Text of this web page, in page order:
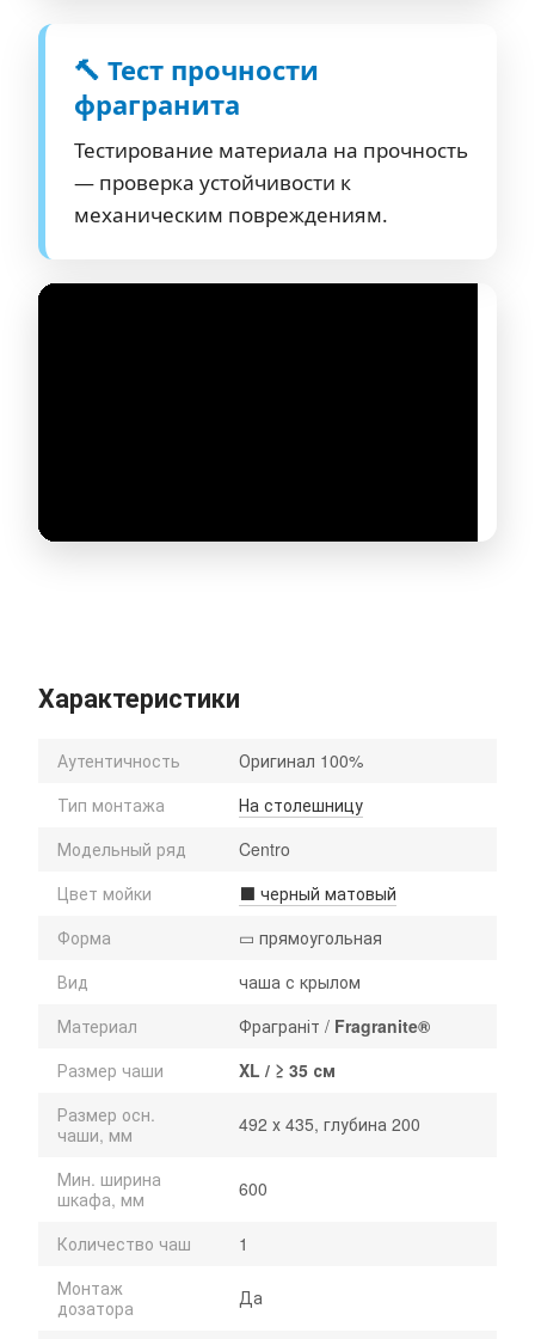
🔨 Тест прочности
фрагранита
Тестирование материала на прочность
— проверка устойчивости к
механическим повреждениям.
Характеристики
Аутентичность
Оригинал 100%
Тип монтажа
На столешницу
Модельный ряд
Centro
Цвет мойки
⬛ черный матовый
Форма
▭ прямоугольная
Вид
чаша с крылом
Материал
Фраграніт / Fragranite®
Размер чаши
XL / ≥ 35 см
Размер осн.
чаши, мм
492 х 435, глубина 200
Мин. ширина
шкафа, мм
600
Количество чаш
1
Монтаж
дозатора
Да